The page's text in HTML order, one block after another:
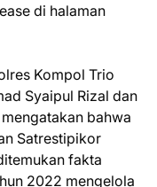
di halaman
Kompol Trio
Syaipul Rizal dan
bahwa
Satrestipikor
fakta
2022 mengelola